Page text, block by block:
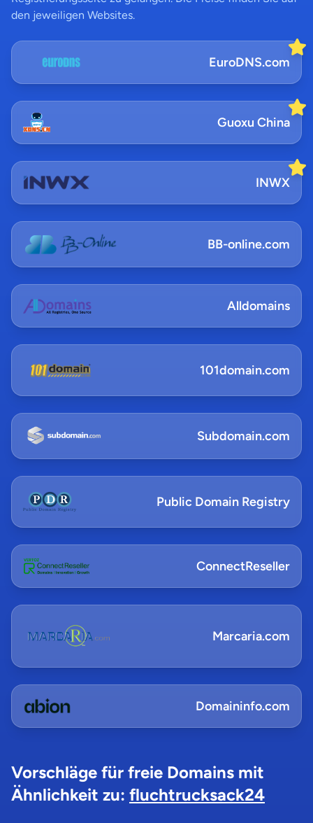
den jeweiligen Websites.
EuroDNS.com
Guoxu China
INWX
BB-online.com
Alldomains
101domain.com
Subdomain.com
Public Domain Registry
ConnectReseller
Marcaria.com
Domaininfo.com
Vorschläge für freie Domains mit
Ähnlichkeit zu: fluchtrucksack24